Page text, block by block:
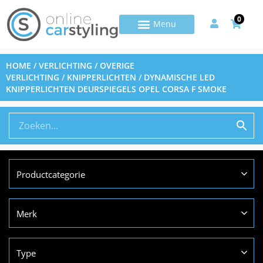
0
HOME /VERLICHTING /OVERIGE
VERLICHTING / KNIPPERLICHTEN / DYNAMISCHE LED
KNIPPERLICHTEN DEURSPIEGELS OPEL CORSA F SMOKE
Productcategorie
Merk
Type